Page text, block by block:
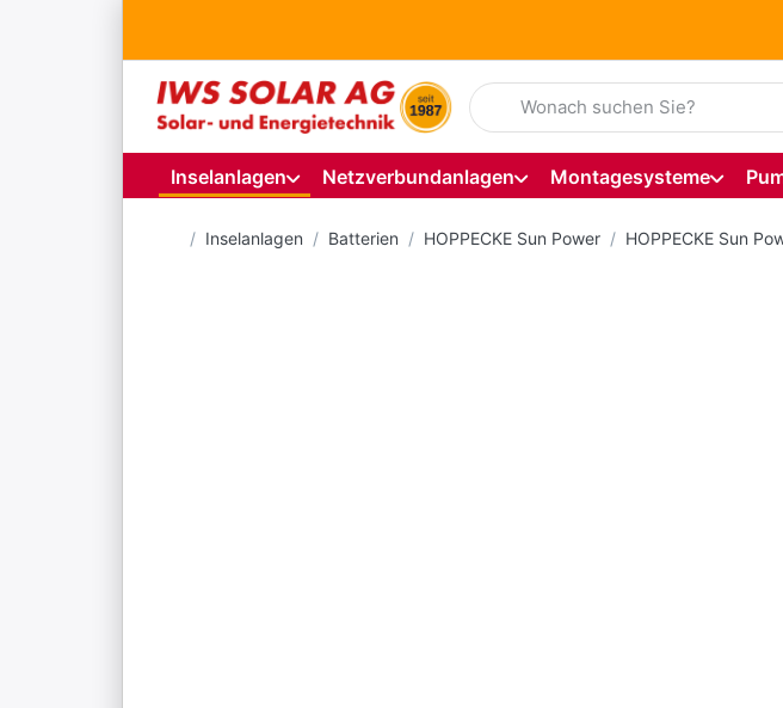
Geben Sie einen Suchbegriff ein.
Inselanlagen Netzverbundanlagen Montagesysteme
Startseite
Inselanlagen Batterien HOPPECKE Sun Power HOPPECKE Sun